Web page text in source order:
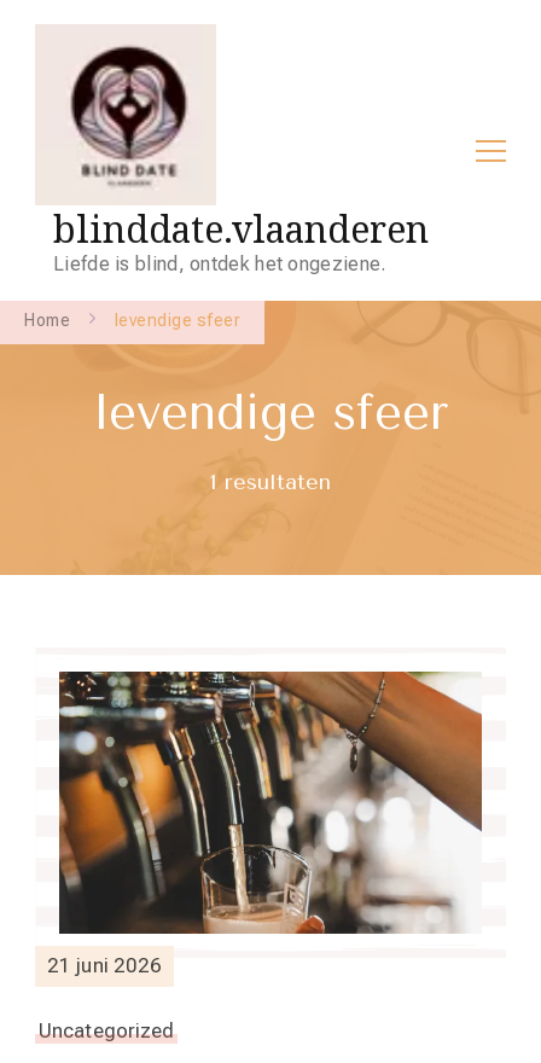
blinddate.vlaanderen
Liefde is blind, ontdek het ongeziene.
Home levendige sfeer
levendige sfeer
1 resultaten
21 juni 2026
Uncategorized